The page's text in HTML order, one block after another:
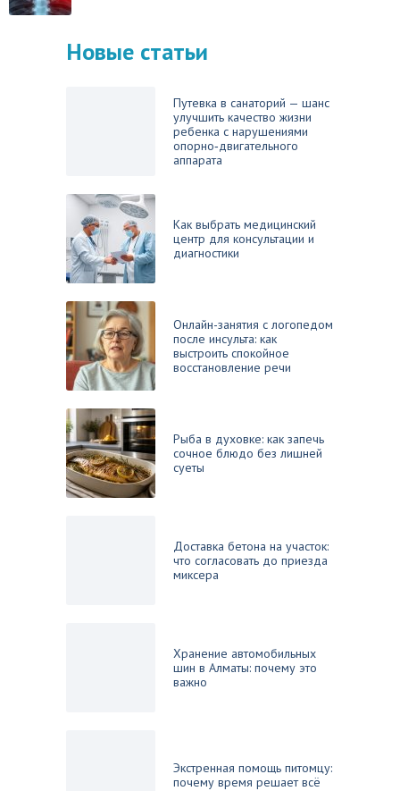
Новые статьи
Путевка в санаторий — шанс
улучшить качество жизни
ребенка с нарушениями
опорно‑двигательного
аппарата
Как выбрать медицинский
центр для консультации и
диагностики
Онлайн-занятия с логопедом
после инсульта: как
выстроить спокойное
восстановление речи
Рыба в духовке: как запечь
сочное блюдо без лишней
суеты
Доставка бетона на участок:
что согласовать до приезда
миксера
Хранение автомобильных
шин в Алматы: почему это
важно
Экстренная помощь питомцу:
почему время решает всё